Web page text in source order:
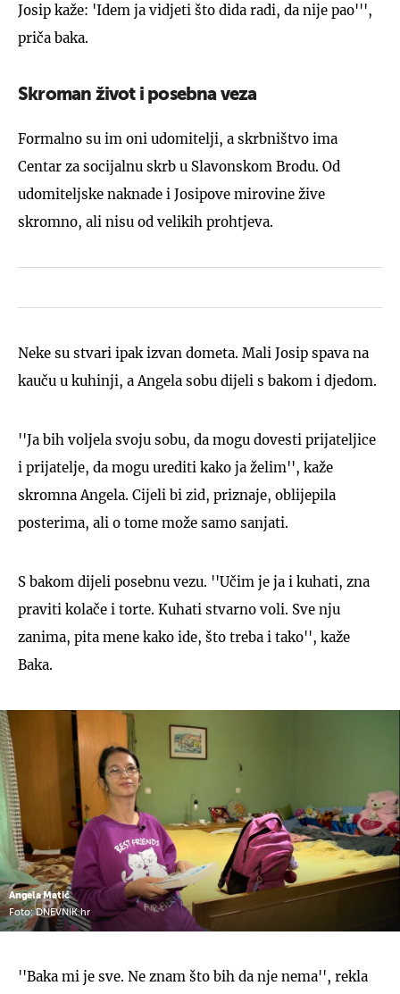
Josip kaže: 'Idem ja vidjeti što dida radi, da nije pao''',
priča baka.
Skroman život i posebna veza
Formalno su im oni udomitelji, a skrbništvo ima
Centar za socijalnu skrb u Slavonskom Brodu. Od
udomiteljske naknade i Josipove mirovine žive
skromno, ali nisu od velikih prohtjeva.
Neke su stvari ipak izvan dometa. Mali Josip spava na
kauču u kuhinji, a Angela sobu dijeli s bakom i djedom.
''Ja bih voljela svoju sobu, da mogu dovesti prijateljice
i prijatelje, da mogu urediti kako ja želim'', kaže
skromna Angela. Cijeli bi zid, priznaje, oblijepila
posterima, ali o tome može samo sanjati.
S bakom dijeli posebnu vezu. ''Učim je ja i kuhati, zna
praviti kolače i torte. Kuhati stvarno voli. Sve nju
zanima, pita mene kako ide, što treba i tako'', kaže
Baka.
Angela Matić
Foto: DNEVNIK.hr
''Baka mi je sve. Ne znam što bih da nje nema'', rekla